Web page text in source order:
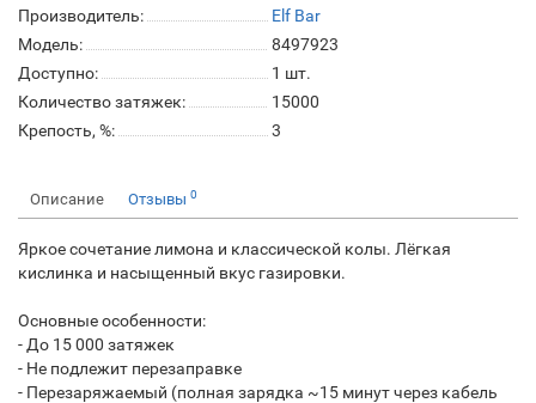
Производитель:
Elf Bar
Модель:
8497923
Доступно:
1 шт.
Количество затяжек:
15000
Крепость, %:
3
Описание Отзывы 0
Яркое сочетание лимона и классической колы. Лёгкая
кислинка и насыщенный вкус газировки.
Основные особенности:
- До 15 000 затяжек
- Не подлежит перезаправке
- Перезаряжаемый (полная зарядка ~15 минут через кабель